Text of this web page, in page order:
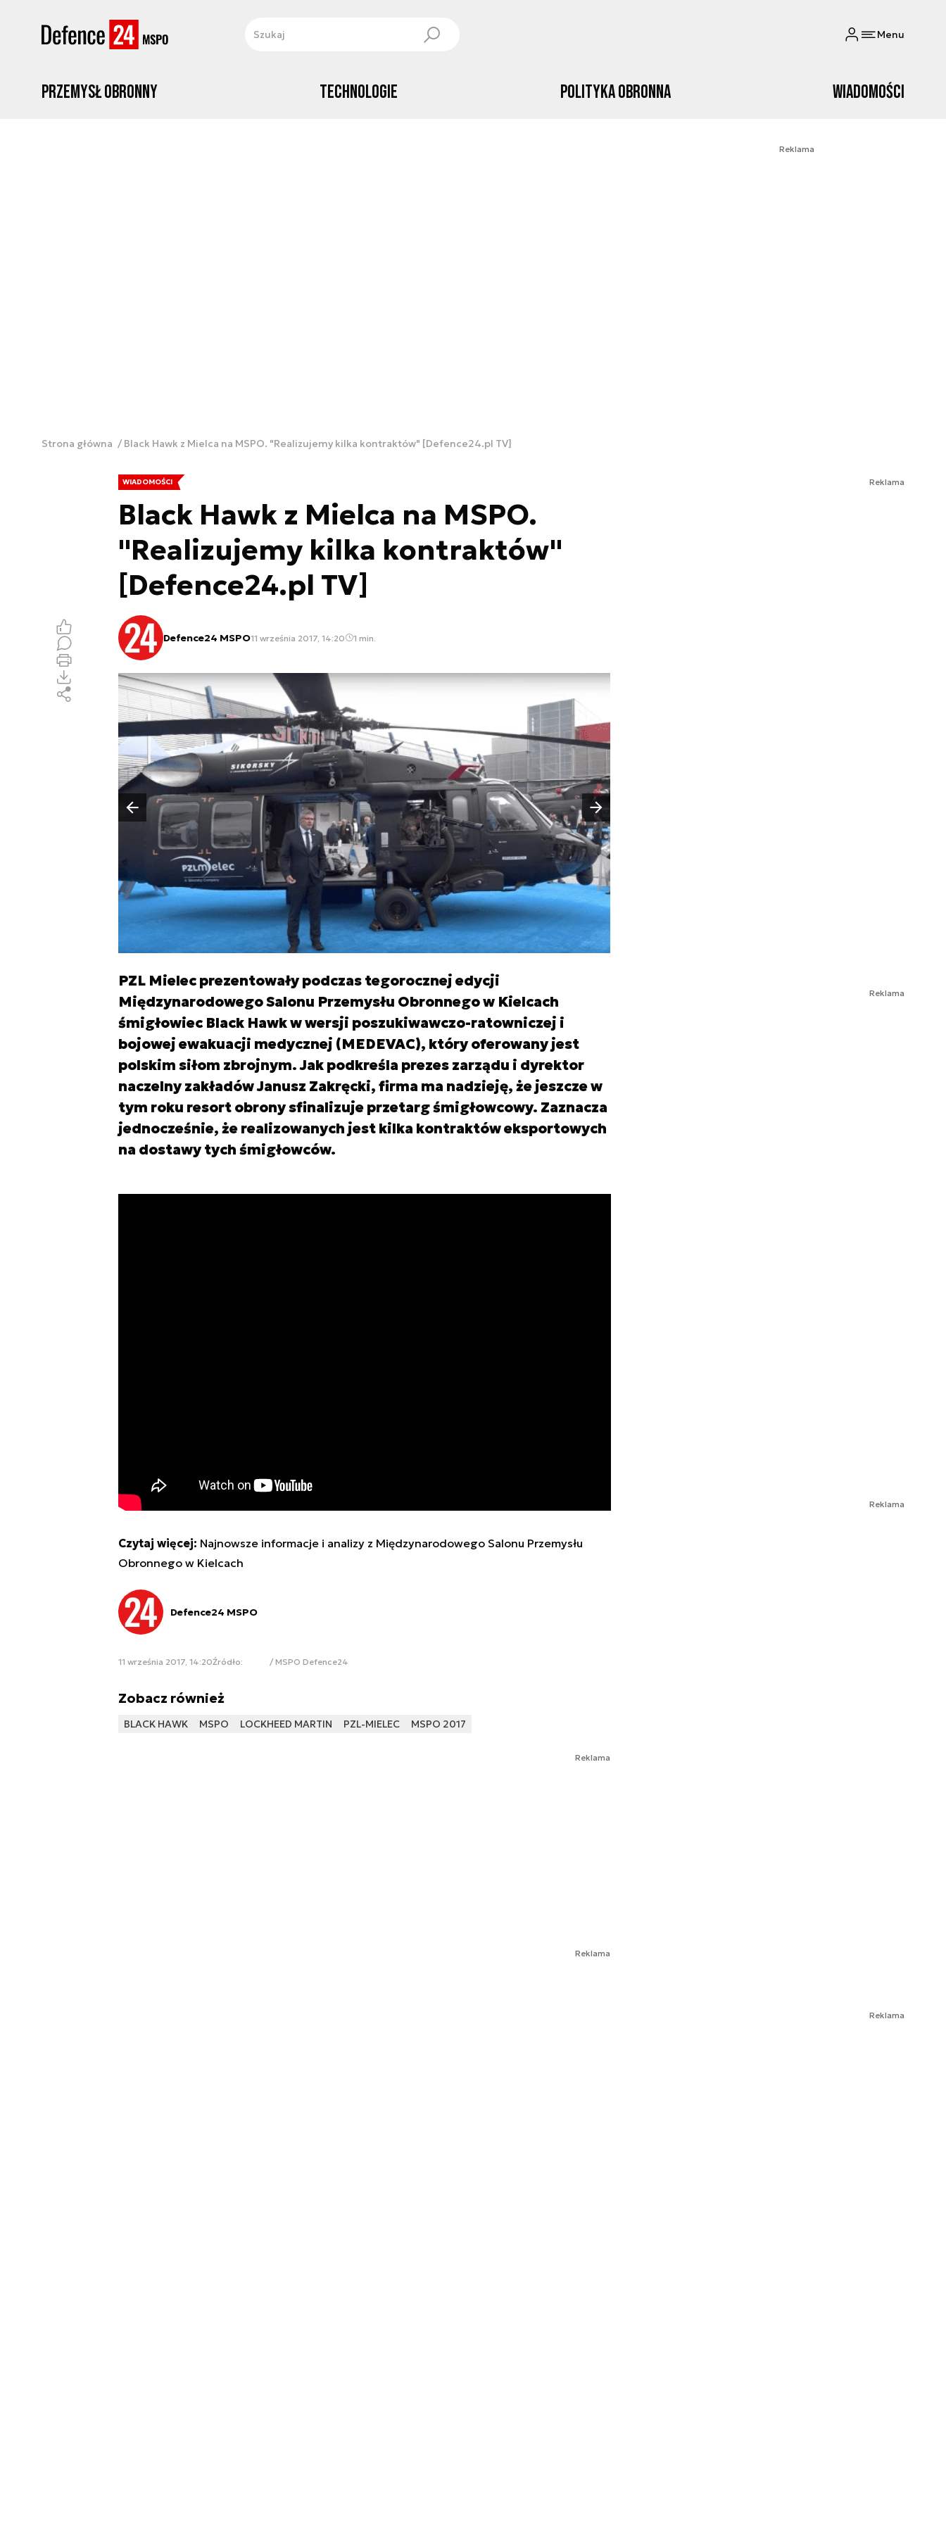
Menu
Przemysł obronny Technologie Polityka obronna Wiadomości
Reklama
Strona główna Black Hawk z Mielca na MSPO. "Realizujemy kilka kontraktów" [Defence24.pl TV]
WIADOMOŚCI
Black Hawk z Mielca na MSPO.
"Realizujemy kilka kontraktów"
[Defence24.pl TV]
Defence24 MSPO11 września 2017, 14:20 1 min.
Poprzedni slajd
Następny slajd
PZL Mielec prezentowały podczas tegorocznej edycji
Międzynarodowego Salonu Przemysłu Obronnego w Kielcach
śmigłowiec Black Hawk w wersji poszukiwawczo-ratowniczej i
bojowej ewakuacji medycznej (MEDEVAC), który oferowany jest
polskim siłom zbrojnym. Jak podkreśla prezes zarządu i dyrektor
naczelny zakładów Janusz Zakręcki, firma ma nadzieję, że jeszcze w
tym roku resort obrony sfinalizuje przetarg śmigłowcowy. Zaznacza
jednocześnie, że realizowanych jest kilka kontraktów eksportowych
na dostawy tych śmigłowców.
Czytaj więcej: Najnowsze informacje i analizy z Międzynarodowego Salonu Przemysłu
Obronnego w Kielcach
Defence24 MSPO
11 września 2017, 14:20Źródło: / MSPO Defence24
Zobacz również
BLACK HAWK MSPO LOCKHEED MARTIN PZL-MIELEC MSPO 2017
Reklama
Reklama
Reklama
Reklama
Reklama
Reklama